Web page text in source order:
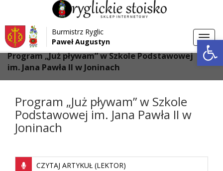
Przejdź do menu
Przejdź do głównej treści strony
Przejdź do stopki strony
Burmistrz Ryglic
Paweł Augustyn
Strona główna > Aktualności
Program „Już pływam” w Szkole Podstawowej
im. Jana Pawła II w Joninach
Program „Już pływam” w Szkole
Podstawowej im. Jana Pawła II w
Joninach
CZYTAJ ARTYKUŁ (LEKTOR)